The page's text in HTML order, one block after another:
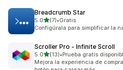
Breadcrumb Star
5.0de 5 estrellas
(7)
7 reseñas en total
•Gratis
Configúrala para simplificar la
Scroller Pro ‑ Infinite Scroll
5.0de 5 estrellas
(13)
13 reseñas en total
•Prueba gratis
Mejora la experiencia de